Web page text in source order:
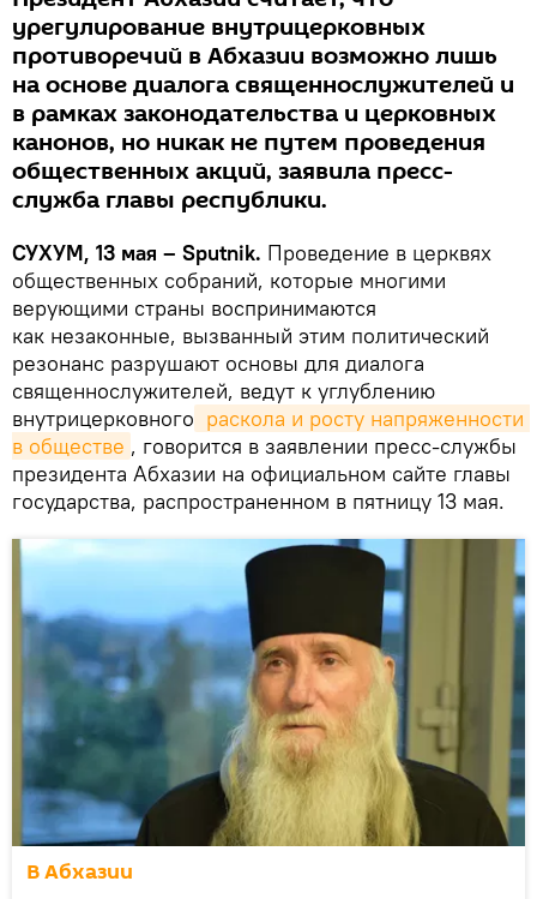
урегулирование внутрицерковных
противоречий в Абхазии возможно лишь
на основе диалога священнослужителей и
в рамках законодательства и церковных
канонов, но никак не путем проведения
общественных акций, заявила пресс-
служба главы республики.
СУХУМ, 13 мая – Sputnik. Проведение в церквях
общественных собраний, которые многими
верующими страны воспринимаются
как незаконные, вызванный этим политический
резонанс разрушают основы для диалога
священнослужителей, ведут к углублению
внутрицерковного раскола и росту напряженности
в обществе , говорится в заявлении пресс-службы
президента Абхазии на официальном сайте главы
государства, распространенном в пятницу 13 мая.
В Абхазии